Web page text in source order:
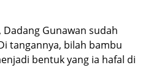
Gunawan sudah
tangannya, bilah bambu
bentuk yang ia hafal di